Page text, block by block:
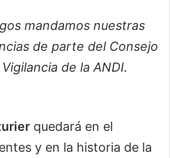
mandamos nuestras
de parte del Consejo
de la ANDI.
quedará en el
y en la historia de la